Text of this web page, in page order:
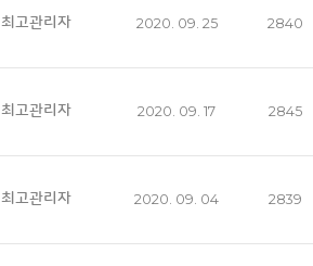
최고관리자 2020. 09. 25 2840
최고관리자 2020. 09. 17 2845
최고관리자 2020. 09. 04 2839